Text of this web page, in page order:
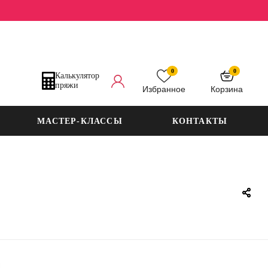
Калькулятор
пряжи
Избранное
0
Корзина
0
МАСТЕР-КЛАССЫ КОНТАКТЫ